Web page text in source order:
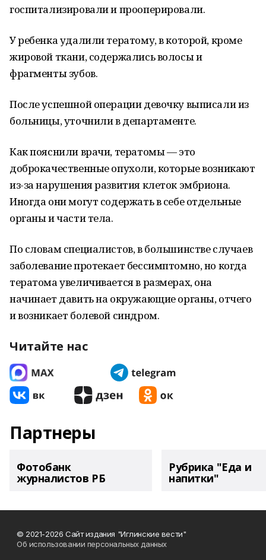
госпитализировали и прооперировали.
У ребенка удалили тератому, в которой, кроме
жировой ткани, содержались волосы и
фрагменты зубов.
После успешной операции девочку выписали из
больницы, уточнили в департаменте.
Как пояснили врачи, тератомы — это
доброкачественные опухоли, которые возникают
из-за нарушения развития клеток эмбриона.
Иногда они могут содержать в себе отдельные
органы и части тела.
По словам специалистов, в большинстве случаев
заболевание протекает бессимптомно, но когда
тератома увеличивается в размерах, она
начинает давить на окружающие органы, отчего
и возникает болевой синдром.
Читайте нас
Партнеры
Фотобанк
журналистов РБ
Рубрика "Еда и
напитки"
© 2021-2026 Сайт издания "Иглинские вести"
Об использовании персональных данных